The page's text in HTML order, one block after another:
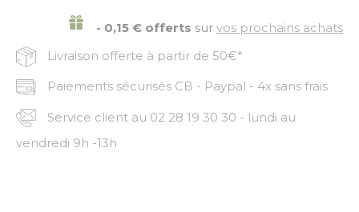
- 0,15 € offerts sur vos prochains achats
Livraison offerte à partir de 50€*
Paiements sécurisés CB - Paypal - 4x sans frais
Service client au 02 28 19 30 30 - lundi au
vendredi 9h -13h